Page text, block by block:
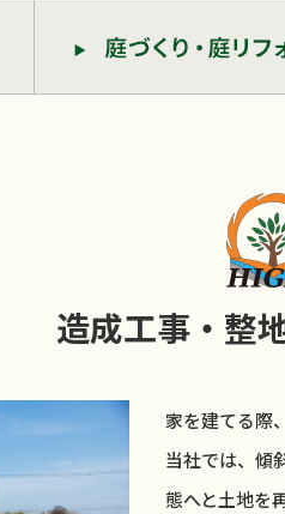
造成工事・整
家を建てる際
当社では、傾
態へと土地を